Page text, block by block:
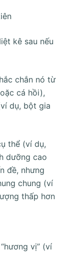
kê sau nếu
chắn nó từ
cá hồi),
dụ, bột gia
thể (ví dụ,
dưỡng cao
đề, nhưng
chung (ví
thấp hơn
vị” (ví